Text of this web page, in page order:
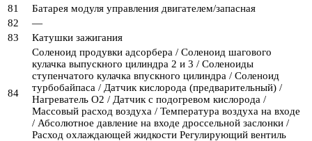
81
Батарея модуля управления двигателем/запасная
82
—
83
Катушки зажигания
84
Соленоид продувки адсорбера / Соленоид шагового
кулачка выпускного цилиндра 2 и 3 / Соленоиды
ступенчатого кулачка впускного цилиндра / Соленоид
турбобайпаса / Датчик кислорода (предварительный) /
Нагреватель O2 / Датчик с подогревом кислорода /
Массовый расход воздуха / Температура воздуха на входе
/ Абсолютное давление на входе дроссельной заслонки /
Расход охлаждающей жидкости Регулирующий вентиль